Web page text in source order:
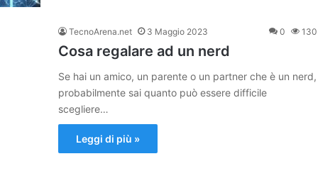
TecnoArena.net 3 Maggio 2023 0 130
Cosa regalare ad un nerd
Se hai un amico, un parente o un partner che è un nerd,
probabilmente sai quanto può essere difficile
scegliere…
Leggi di più »